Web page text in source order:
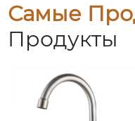
Самые
Продукты